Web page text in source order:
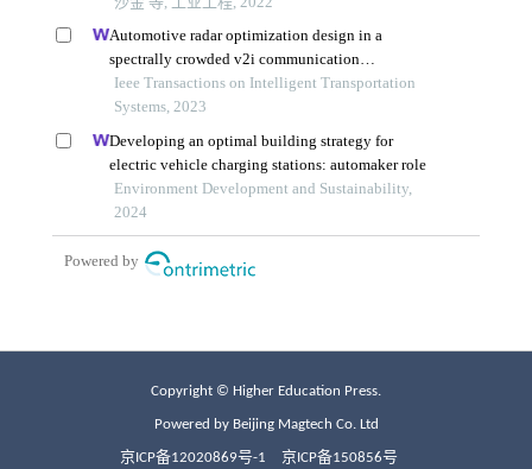
Copyright © Higher Education Press.
Powered by Beijing Magtech Co. Ltd
京ICP备12020869号-1 京ICP备150856号